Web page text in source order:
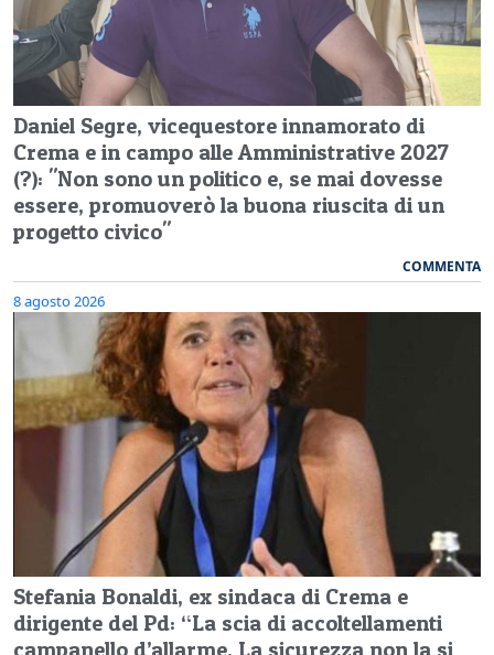
Daniel Segre, vicequestore innamorato di
Crema e in campo alle Amministrative 2027
(?): "Non sono un politico e, se mai dovesse
essere, promuoverò la buona riuscita di un
progetto civico"
COMMENTA
8 agosto 2026
Stefania Bonaldi, ex sindaca di Crema e
dirigente del Pd: “La scia di accoltellamenti
campanello d’allarme. La sicurezza non la si